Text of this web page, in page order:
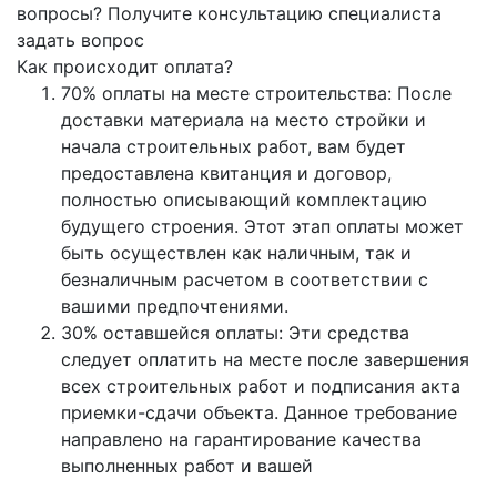
вопросы? Получите консультацию специалиста
задать вопрос
Как происходит оплата?
70% оплаты на месте строительства: После
доставки материала на место стройки и
начала строительных работ, вам будет
предоставлена квитанция и договор,
полностью описывающий комплектацию
будущего строения. Этот этап оплаты может
быть осуществлен как наличным, так и
безналичным расчетом в соответствии с
вашими предпочтениями.
30% оставшейся оплаты: Эти средства
следует оплатить на месте после завершения
всех строительных работ и подписания акта
приемки-сдачи объекта. Данное требование
направлено на гарантирование качества
выполненных работ и вашей